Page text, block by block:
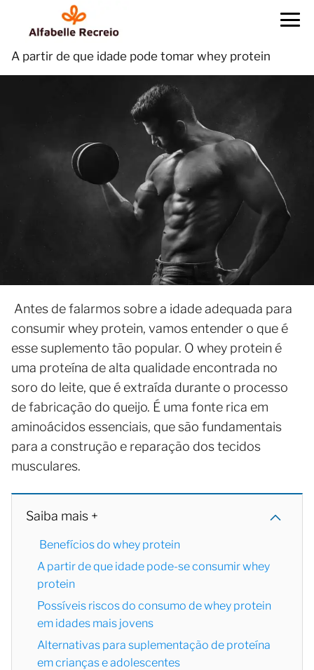
A partir de que idade pode tomar whey protein
Antes de falarmos sobre a idade adequada para
consumir whey protein, vamos entender o que é
esse suplemento tão popular. O whey protein é
uma proteína de alta qualidade encontrada no
soro do leite, que é extraída durante o processo
de fabricação do queijo. É uma fonte rica em
aminoácidos essenciais, que são fundamentais
para a construção e reparação dos tecidos
musculares.
Saiba mais +
Benefícios do whey protein
A partir de que idade pode-se consumir whey
protein
Possíveis riscos do consumo de whey protein
em idades mais jovens
Alternativas para suplementação de proteína
em crianças e adolescentes